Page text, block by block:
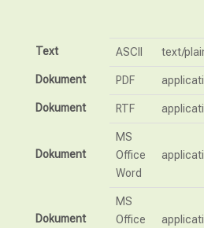
Text ASCII text/
Dokument PDF
Dokument RTF
Dokument
MS
Office
Word
Dokument
MS
Office